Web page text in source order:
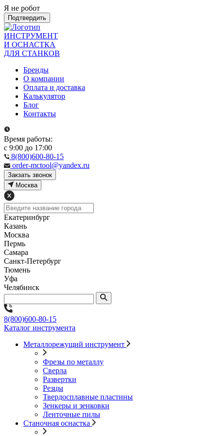
Я не робот
Подтвердить
ИНСТРУМЕНТ
И ОСНАСТКА
ДЛЯ СТАНКОВ
Бренды
О компании
Оплата и доставка
Калькулятор
Блог
Контакты
Время работы:
с 9:00 до 17:00
8(800)600-80-15
order-mctool@yandex.ru
Закзать звонок
Москва
Екатеринбург
Казань
Москва
Пермь
Самара
Санкт-Петербург
Тюмень
Уфа
Челябинск
8(800)600-80-15
Каталог инструмента
Металлорежущий инструмент
Фрезы по металлу
Сверла
Развертки
Резцы
Твердосплавные пластины
Зенкеры и зенковки
Ленточные пилы
Станочная оснастка